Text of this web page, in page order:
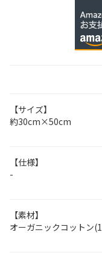
【サイズ】
約30cm×50cm
【仕様】
-
【素材】
オーガニックコットン